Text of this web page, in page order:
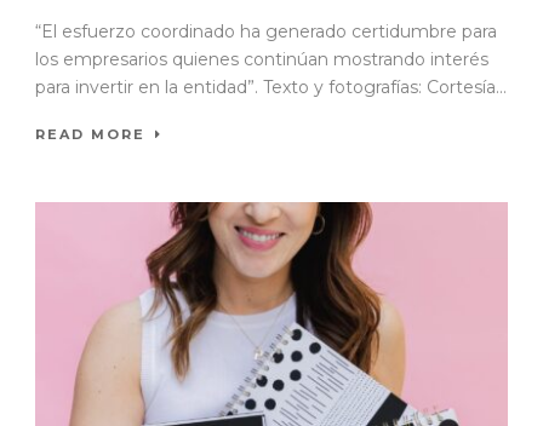
“El esfuerzo coordinado ha generado certidumbre para
los empresarios quienes continúan mostrando interés
para invertir en la entidad”. Texto y fotografías: Cortesía...
READ MORE